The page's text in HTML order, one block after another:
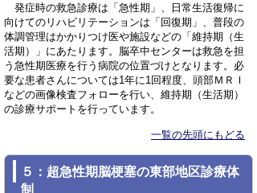
発症時の救急診療は「急性期」、日常生活復帰に
向けてのリハビリテーションは「回復期」、普段の
体調管理はかかりつけ医や施設などの「維持期（生
活期）」にあたります。脳卒中センターは救急を担
う急性期医療を行う病院の位置づけとなります。必
要な患者さんについては1年に1回程度、頭部ＭＲＩ
などの画像検査フォローを行い、維持期（生活期）
の診療サポートを行っています。
一覧の先頭にもどる
５：超急性期脳梗塞の東部地区診療体
制